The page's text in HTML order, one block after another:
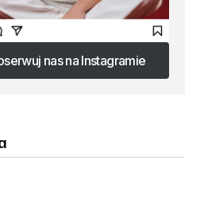
nas na Instagramie
nas na Instagramie